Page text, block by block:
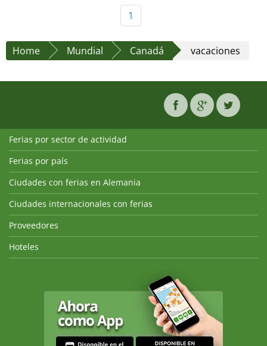
1
Home Mundial Canadá vacaciones
Ferias por sector de actividad
Ferias por país
Ciudades con ferias en Alemania
Ciudades internacionales con ferias
Proveedores
Hoteles